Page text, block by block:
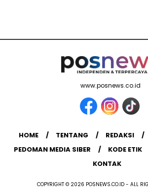
www.posnews.co.id
HOME TENTANG REDAKSI
PEDOMAN MEDIA SIBER
KODE ETIK
KONTAK
COPYRIGHT © 2026 POSNEWS.CO.ID - ALL